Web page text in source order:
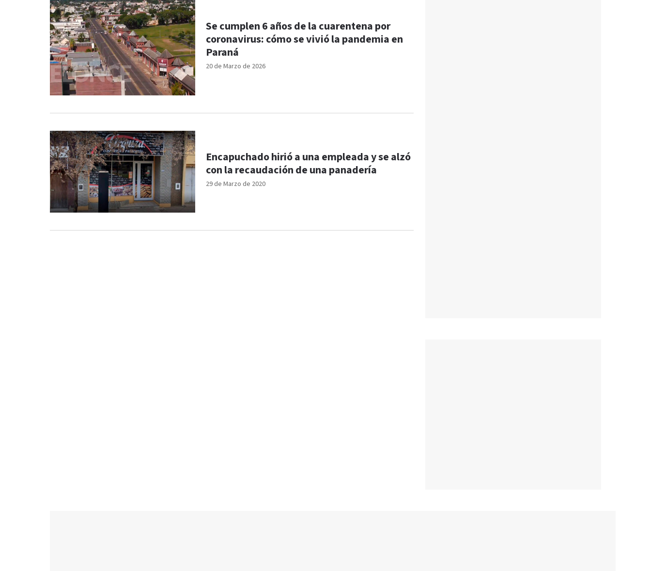
20 de Marzo de 2026
Se cumplen 6 años de la cuarentena por
coronavirus: cómo se vivió la pandemia en
Paraná
29 de Marzo de 2020
Encapuchado hirió a una empleada y se alzó
con la recaudación de una panadería